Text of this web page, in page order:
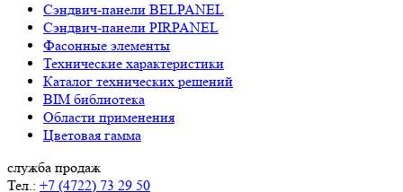
Сэндвич-панели BELPANEL
Сэндвич-панели PIRPANEL
Фасонные элементы
Технические характеристики
Каталог технических решений
BIM библиотека
Области применения
Цветовая гамма
служба продаж
Тел.: +7 (4722) 73 29 50